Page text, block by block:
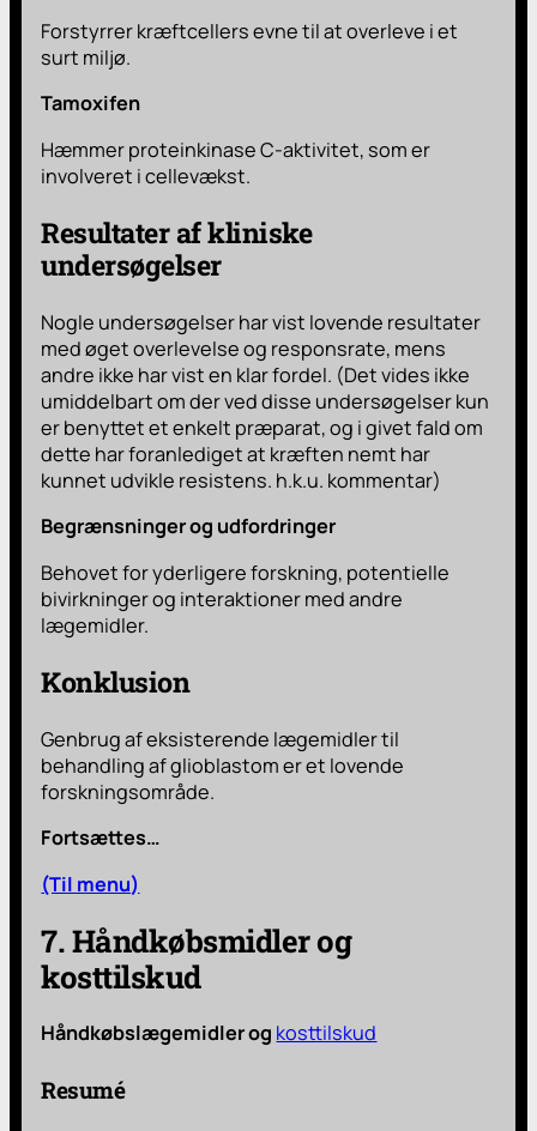
Forstyrrer kræftcellers evne til at overleve i et
surt miljø.
Tamoxifen
Hæmmer proteinkinase C-aktivitet, som er
involveret i cellevækst.
Resultater af kliniske
undersøgelser
Nogle undersøgelser har vist lovende resultater
med øget overlevelse og responsrate, mens
andre ikke har vist en klar fordel. (Det vides ikke
umiddelbart om der ved disse undersøgelser kun
er benyttet et enkelt præparat, og i givet fald om
dette har foranlediget at kræften nemt har
kunnet udvikle resistens. h.k.u. kommentar)
Begrænsninger og udfordringer
Behovet for yderligere forskning, potentielle
bivirkninger og interaktioner med andre
lægemidler.
Konklusion
Genbrug af eksisterende lægemidler til
behandling af glioblastom er et lovende
forskningsområde.
Fortsættes…
(Til menu)
7. Håndkøbsmidler og
kosttilskud
Håndkøbslægemidler og kosttilskud
Resumé